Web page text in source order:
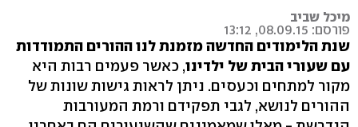
מיכל שביב
פורסם: 08.09.15, 13:12
שנת הלימודים החדשה מזמנת לנו ההורים התמודדות
עם שעורי הבית של ילדינו, כאשר פעמים רבות היא
מקור למתחים וכעסים. ניתן לראות גישות שונות של
ההורים לנושא, לגבי תפקידם ורמת המעורבות